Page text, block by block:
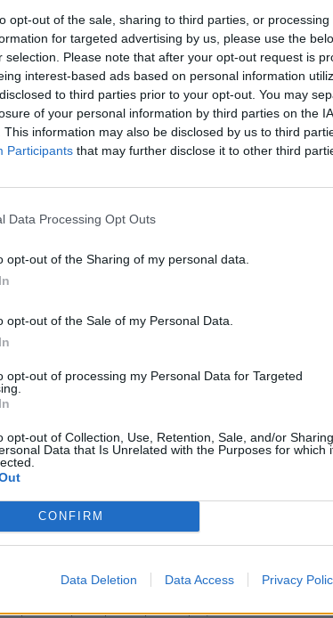
opt-out of the sale, sharing to third parties, or
for targeted advertising by us, please use the
selection. Please note that after your opt-out request is
interest-based ads based on personal information
to third parties prior to your opt-out. You may
of your personal information by third parties on the
This information may also be disclosed by us to third
Participants that may further disclose it to other third
Data Processing Opt Outs
opt-out of the Sharing of my personal data.
opt-out of the Sale of my Personal Data.
opt-out of processing my Personal Data for Targeted
opt-out of Collection, Use, Retention, Sale, and/or Sharing
Data that Is Unrelated with the Purposes for which
CONFIRM
Data Deletion Data Access Privacy
η Επιτροπή Αναθεώρησης του Συντάγματος
θα λάβει ηΟλομέλεια, μετά από
έτσι το “πράσινο φως” για την έναρξη
παράλληλα και τον χρόνο εργασιών της
Συντάγματος (Σύνταγμα
σε αναθεώρηση, εκτός από εκείνες που
ως Προεδρευόμενης
από τις διατάξεις των άρθρων 2
1 και 3, 13 παράγραφος 1 και
διαπιστώνεται με απόφαση της
τουλάχιστον βουλευτών, με
μελών της σε δύο ψηφοφορίες που
απόφαση αυτή καθορίζονται ειδικά οι